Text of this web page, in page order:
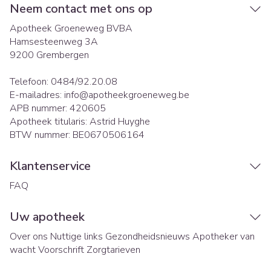
Neem contact met ons op
Apotheek Groeneweg BVBA
Hamsesteenweg 3A
9200 Grembergen
Telefoon: 0484/92.20.08
E-mailadres: info@apotheekgroeneweg.be
APB nummer: 420605
Apotheek titularis: Astrid Huyghe
BTW nummer: BE0670506164
Klantenservice
FAQ
Uw apotheek
Over ons Nuttige links Gezondheidsnieuws Apotheker van
wachtVoorschrift Zorgtarieven